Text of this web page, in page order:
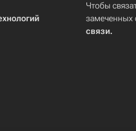
Чтобы
замеченных
связи.